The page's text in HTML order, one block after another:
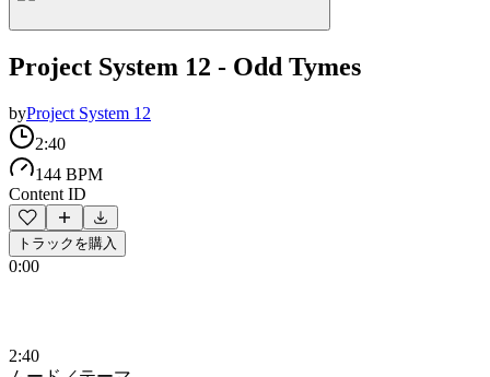
Project System 12 - Odd Tymes
byProject System 12
2:40
144 BPM
Content ID
トラックを購入
0:00
2:40